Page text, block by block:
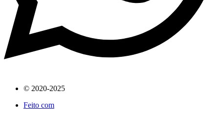
© 2020-2025
Feito com